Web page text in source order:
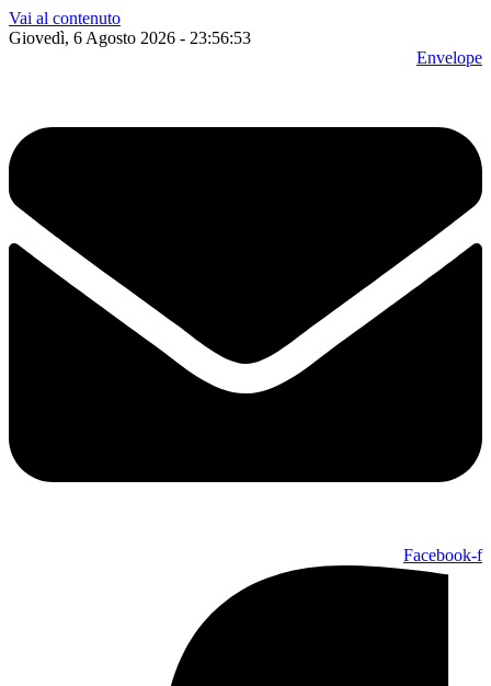
Vai al contenuto
Giovedì, 6 Agosto 2026 - 23:56:54
Envelope
Facebook-f